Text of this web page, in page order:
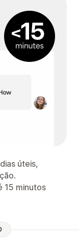
úteis,
15 minutos